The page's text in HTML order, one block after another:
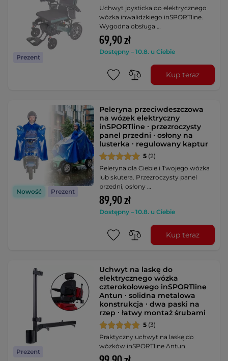
Prezent
Uchwyt joysticka do elektrycznego
wózka inwalidzkiego inSPORTline.
Wygodna obsługa …
69,90 zł
Dostępny – 10.8. u Ciebie
Kup teraz
Nowość Prezent
Peleryna przeciwdeszczowa
na wózek elektryczny
inSPORTline ∙ przezroczysty
panel przedni ∙ osłony na
lusterka ∙ regulowany kaptur
5 (2)
Peleryna dla Ciebie i Twojego wózka
lub skutera. Przezroczysty panel
przedni, osłony …
89,90 zł
Dostępny – 10.8. u Ciebie
Kup teraz
Prezent
Uchwyt na laskę do
elektrycznego wózka
czterokołowego inSPORTline
Antun ∙ solidna metalowa
konstrukcja ∙ dwa paski na
rzep ∙ łatwy montaż śrubami
5 (3)
Praktyczny uchwyt na laskę do
wózków inSPORTline Antun.